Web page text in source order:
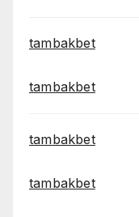
tambakbet
tambakbet
tambakbet
tambakbet